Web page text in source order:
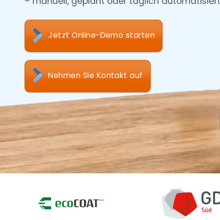
Jetzt Online-Demo starten
Nehmen Sie Kontakt auf